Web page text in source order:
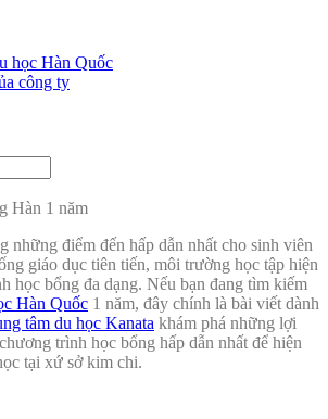
học Hàn Quốc
công ty
Hàn 1 năm
những điểm đến hấp dẫn nhất cho sinh viên
giáo dục tiên tiến, môi trường học tập hiện
học bổng đa dạng. Nếu bạn đang tìm kiếm
Hàn Quốc 1 năm, đây chính là bài viết dành
tâm du học Kanata khám phá những lợi
trình học bổng hấp dẫn nhất để hiện
tại xứ sở kim chi.